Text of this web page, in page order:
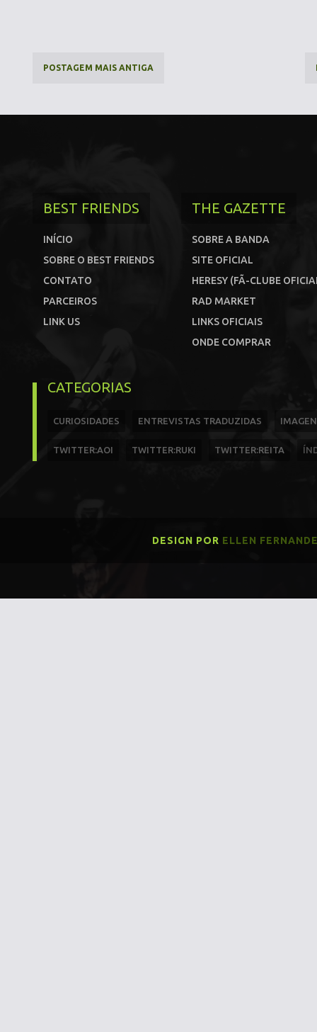
POSTAGEM MAIS ANTIGA
BEST FRIENDS
INÍCIO
SOBRE O BEST FRIENDS
CONTATO
PARCEIROS
LINK US
THE GAZETTE
SOBRE A BANDA
SITE OFICIAL
HERESY (FÃ-CLUBE
RAD MARKET
LINKS OFICIAIS
ONDE COMPRAR
CATEGORIAS
CURIOSIDADES ENTREVISTAS TRADUZIDAS
TWITTER:AOI TWITTER:RUKI TWITTER:REITA
DESIGN POR ELLEN